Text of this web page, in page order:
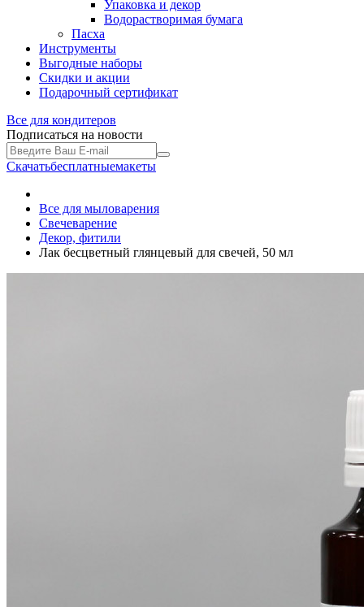
Упаковка и декор
Водорастворимая бумага
Пасха
Инструменты
Выгодные наборы
Скидки и акции
Подарочный сертификат
Все для кондитеров
Подписаться на новости
Скачатьбесплатныемакеты
Все для мыловарения
Свечеварение
Декор, фитили
Лак бесцветный глянцевый для свечей, 50 мл